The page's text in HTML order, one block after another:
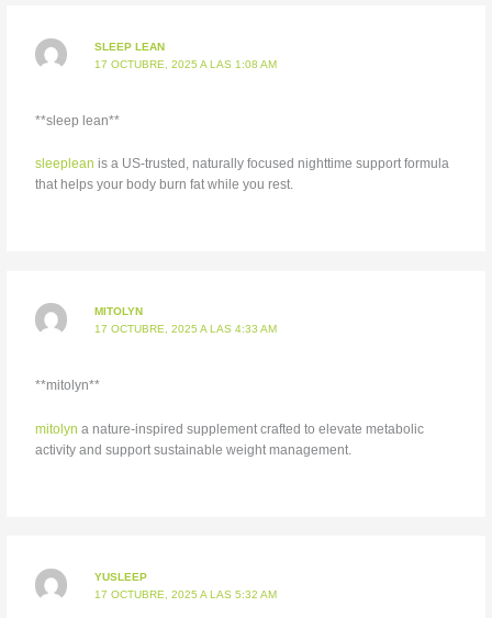
SLEEP LEAN
17 OCTUBRE, 2025 A LAS 1:08 AM
**sleep lean**
sleeplean is a US-trusted, naturally focused nighttime support formula
that helps your body burn fat while you rest.
MITOLYN
17 OCTUBRE, 2025 A LAS 4:33 AM
**mitolyn**
mitolyn a nature-inspired supplement crafted to elevate metabolic
activity and support sustainable weight management.
YUSLEEP
17 OCTUBRE, 2025 A LAS 5:32 AM